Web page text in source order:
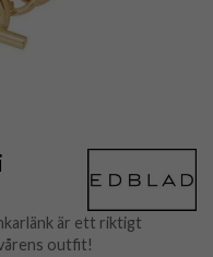
är ett riktigt
outfit!